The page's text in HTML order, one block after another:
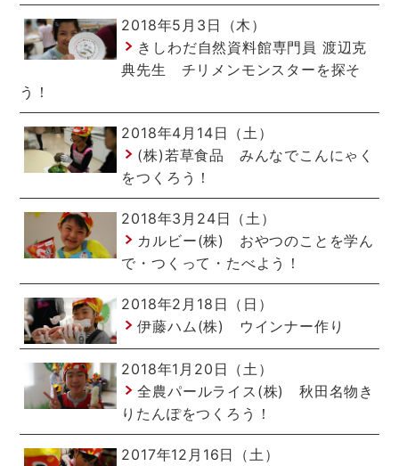
2018年5月3日（木）
きしわだ自然資料館専門員 渡辺克
典先生 チリメンモンスターを探そ
う！
2018年4月14日（土）
(株)若草食品 みんなでこんにゃく
をつくろう！
2018年3月24日（土）
カルビー(株) おやつのことを学ん
で・つくって・たべよう！
2018年2月18日（日）
伊藤ハム(株) ウインナー作り
2018年1月20日（土）
全農パールライス(株) 秋田名物き
りたんぽをつくろう！
2017年12月16日（土）